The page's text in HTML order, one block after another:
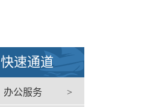
快速通道
办公服务 >